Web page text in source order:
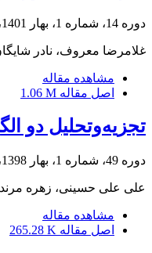
دوره 14، شماره 1، بهار 1401، صفحه
غلامرضا معروف، نادر
مشاهده مقاله
اصل مقاله 1.06 M
تجزیه‌وتحلیل دو
دوره 49، شماره 1، بهار 1398، صفحه
علی علی حسینی، زهره
مشاهده مقاله
اصل مقاله 265.28 K